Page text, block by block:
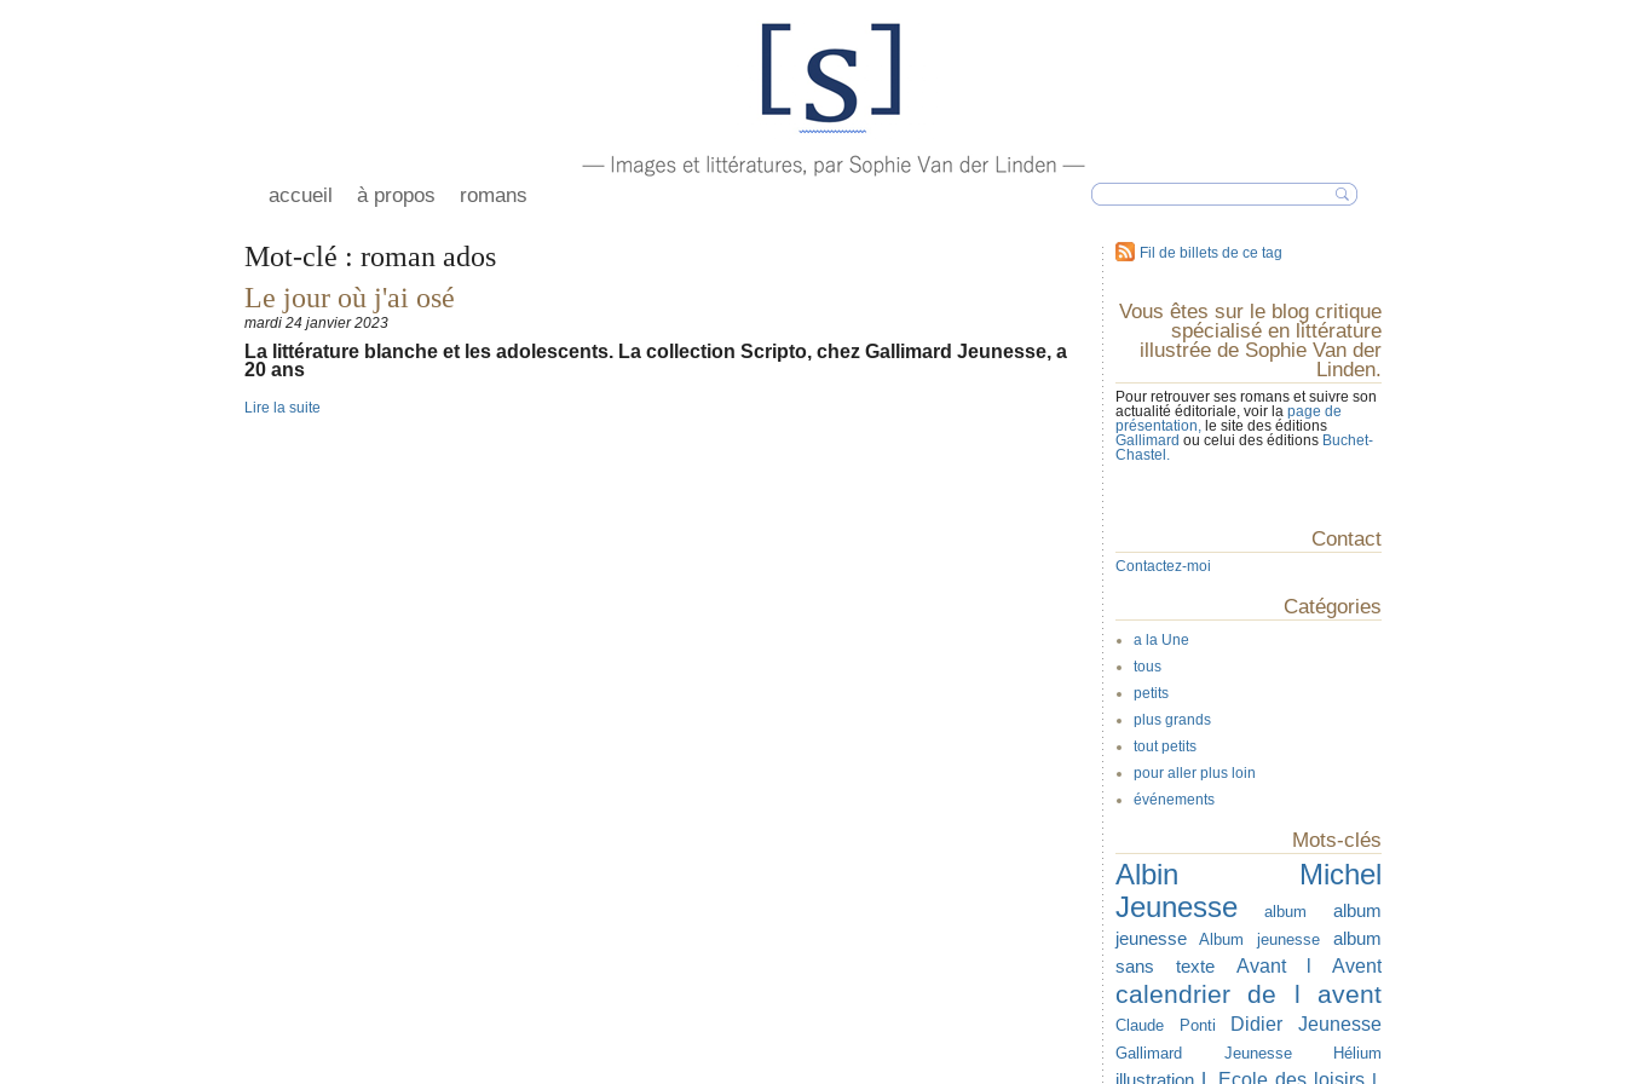
accueil à propos romans
Mot-clé : roman ados Fil de billets de ce tag
Le jour où j'ai osé
mardi 24 janvier 2023
La littérature blanche et les adolescents. La collection Scripto, chez Gallimard Jeunesse, a
20 ans
Lire la suite
Vous êtes sur le blog critique
spécialisé en littérature
illustrée de Sophie Van der
Linden.
Pour retrouver ses romans et suivre son
actualité éditoriale, voir la page de
présentation, le site des éditions
Gallimard ou celui des éditions Buchet-
Chastel.
Contact
Contactez-moi
Catégories
a la Une
tous
petits
plus grands
tout petits
pour aller plus loin
événements
Mots-clés
Albin Michel
Jeunesse
album
album
jeunesse
Album jeunesse
album
sans texte
Avant l Avent
calendrier de l avent
Claude Ponti Didier Jeunesse
Gallimard Jeunesse Hélium
L Ecole des loisirs